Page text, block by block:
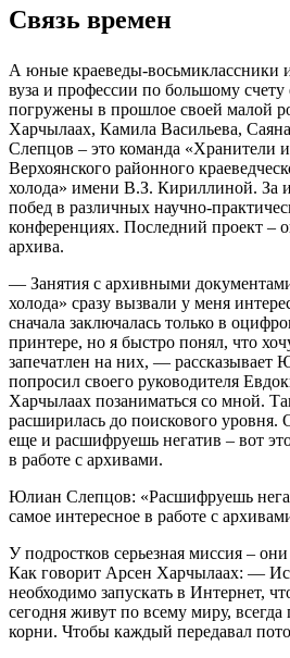
Связь времен
А юные краеведы-восьмиклассники
вуза и профессии по большому
погружены в прошлое своей малой
Харчылаах, Камила Васильева,
Слепцов – это команда «Хранители
Верхоянского районного
холода» имени В.З. Кириллиной. За
побед в различных научно-
конференциях. Последний проект –
архива.
— Занятия с архивными
холода» сразу вызвали у меня
сначала заключалась только в
принтере, но я быстро понял, что
запечатлен на них, —
попросил своего руководителя
Харчылаах позаниматься со мной.
расширилась до поискового уровня.
еще и расшифруешь негатив – вот
в работе с архивами.
Юлиан Слепцов: «Расшифруешь
самое интересное в работе с
У подростков серьезная миссия –
Как говорит Арсен Харчылаах: —
необходимо запускать в Интернет,
сегодня живут по всему миру,
корни. Чтобы каждый передавал